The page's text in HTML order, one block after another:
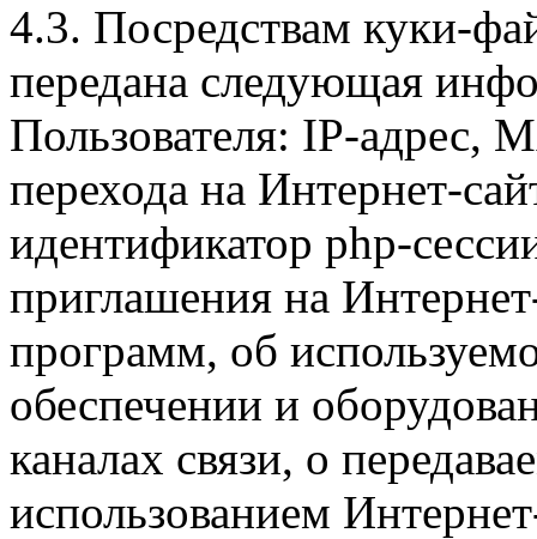
4.3. Посредствам куки-
передана следующая
Пользователя: IP-адрес,
перехода на Интернет-
идентификатор php-
приглашения на
программ, об
обеспечении и
каналах связи, о
использованием